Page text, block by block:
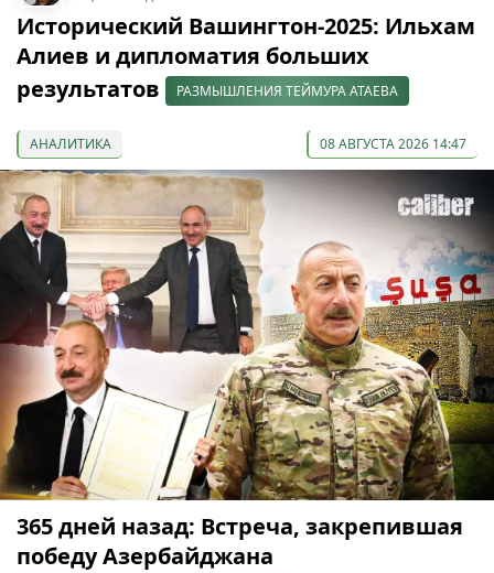
Исторический Вашингтон-2025: Ильхам
Алиев и дипломатия больших
результатов
РАЗМЫШЛЕНИЯ ТЕЙМУРА АТАЕВА
АНАЛИТИКА 08 АВГУСТА 2026 14:47
365 дней назад: Встреча, закрепившая
победу Азербайджана